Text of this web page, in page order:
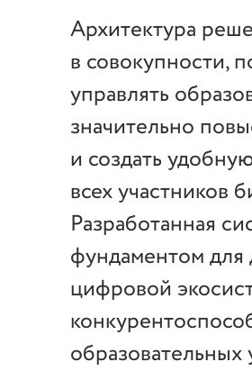
Архитектура
в совокупности,
управлять
значительно
и создать
всех участников
Разработанная
фундаментом для
цифровой
образовательных